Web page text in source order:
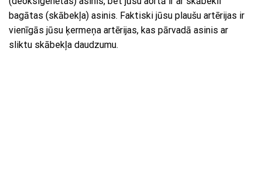
bagātas (skābekļa) asinis. Faktiski jūsu plaušu artērijas ir
vienīgās jūsu ķermeņa artērijas, kas pārvadā asinis ar
sliktu skābekļa daudzumu.